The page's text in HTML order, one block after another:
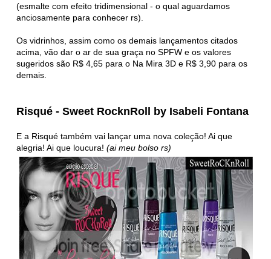
(esmalte com efeito tridimensional - o qual aguardamos
anciosamente para conhecer rs).
Os vidrinhos, assim como os demais lançamentos citados
acima, vão dar o ar de sua graça no SPFW e os valores
sugeridos são R$ 4,65 para o Na Mira 3D e R$ 3,90 para os
demais.
Risqué - Sweet RocknRoll by Isabeli Fontana
E a Risqué também vai lançar uma nova coleção! Ai que
alegria! Ai que loucura!(ai meu bolso rs)